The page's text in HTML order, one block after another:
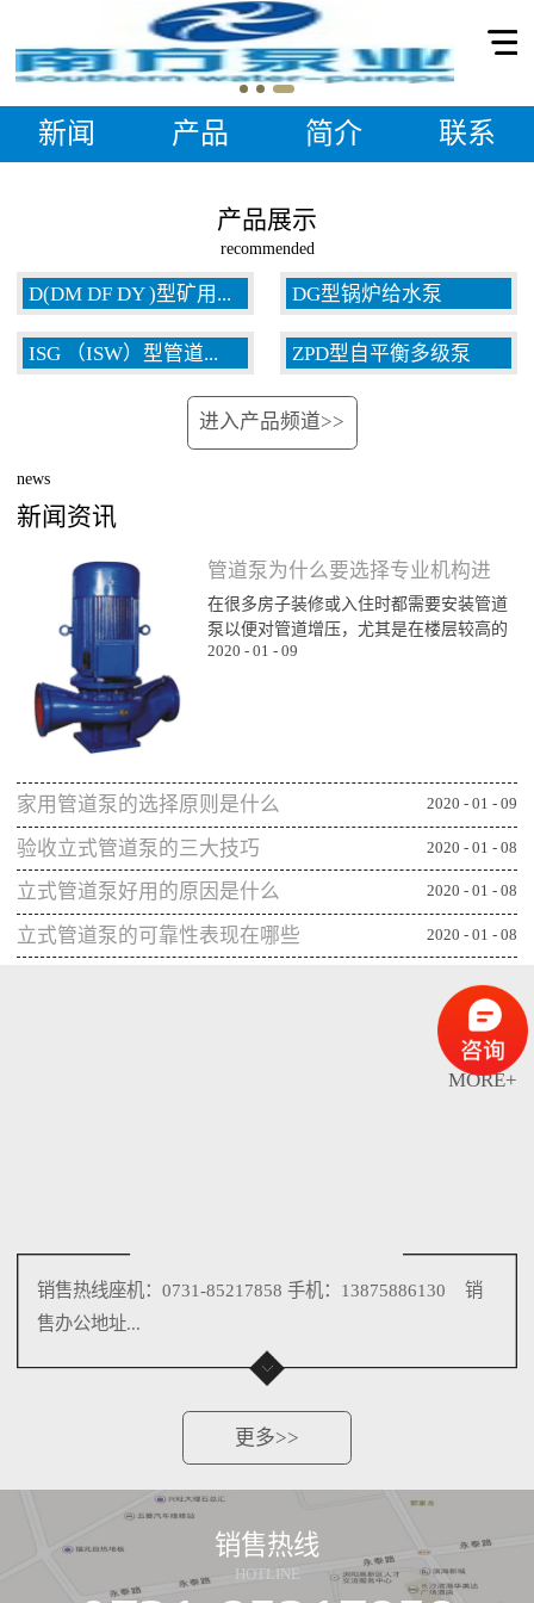
新闻 产品 简介 联系
产品展示
recommended
D(DM DF DY )型矿用... DG型锅炉给水泵
ISG （ISW）型管道... ZPD型自平衡多级泵
进入产品频道>>
news
新闻资讯
MORE+
管道泵为什么要选择专业机构进
行购买
在很多房子装修或入住时都需要安装管道
泵以便对管道增压，尤其是在楼层较高的
楼层为了能顺利用水更对管道增压安装专
一、可获得较规范的售后专业的管道泵生
产机构或厂家往往能更重视售后服务，毕
竟设备类的产品选择专业机构可相应获得
更全面的售后服务，并能及时为出现问题
的管...
2020 - 01 - 09
家用管道泵的选择原则是什么 2020 - 01 - 09
验收立式管道泵的三大技巧 2020 - 01 - 08
立式管道泵好用的原因是什么 2020 - 01 - 08
立式管道泵的可靠性表现在哪些
2020 - 01 - 08
销售热线座机：0731-85217858 手机：13875886130 销
售办公地址...
更多>>
销售热线
HOTLINE